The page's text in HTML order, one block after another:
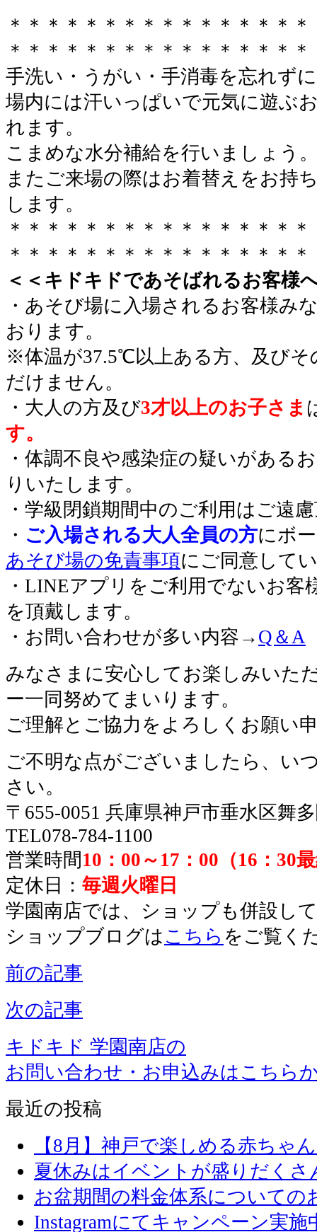
＊＊＊＊＊＊＊＊＊＊＊＊＊＊＊
＊＊＊＊＊＊＊＊＊＊＊＊＊＊＊＊
手洗い・うがい・手消毒を忘れず
場内には汗いっぱいで元気に遊ぶ
れます。
こまめな水分補給を行いましょう
またご来場の際はお着替えをお持
します。
＊＊＊＊＊＊＊＊＊＊＊＊＊＊＊
＊＊＊＊＊＊＊＊＊＊＊＊＊＊＊＊
＜＜キドキドであそばれるお客様
・あそび場に入場されるお客様み
おります。
※体温が37.5℃以上ある方、及びそ
だけません。
・大人の方及び3才以上のお子さま
す。
・体調不良や感染症の疑いがある
りいたします。
・学級閉鎖期間中のご利用はご遠
・ ご入場される大人全員の方にボ
あそび場の免責事項にご同意して
・LINEアプリをご利用でないお客
を頂戴します。
・お問い合わせが多い内容→ Q＆A
みなさまに安心してお楽しみいた
ー一同努めてまいります。
ご理解とご協力をよろしくお願い
ご不明な点がございましたら、い
さい。
〒655-0051 兵庫県神戸市垂水区舞
TEL078-784-1100
営業時間 10：00～17：00（16：30
定休日： 毎週火曜日
学園南店では、ショップも併設し
ショップブログは こちら をご覧く
前の記事
次の記事
キドキド 学園南店の
お問い合わせ・お申込みはこちら
最近の投稿
【8月】神戸で楽しめる赤ちゃ
夏休みはイベントが盛りだくさ
お盆期間の料金体系についての
Instagramにてキャンペーン実施